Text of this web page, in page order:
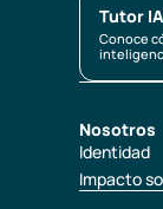
Nosotros
Identidad
Impacto
Tutor
Conoce